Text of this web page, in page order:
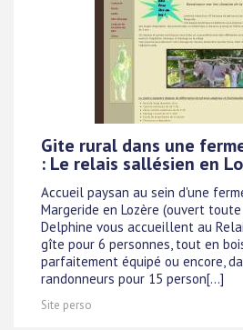
Gite rural dans une
: Le relais sallésien en
Accueil paysan au sein d'une
Margeride en Lozère (ouvert
Delphine vous accueillent au
gîte pour 6 personnes, tout en
parfaitement équipé ou encore,
randonneurs pour 15 person[...]
Site perso